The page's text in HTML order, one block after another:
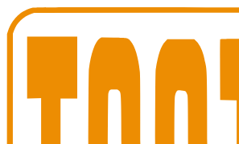
Toots Jazz Club